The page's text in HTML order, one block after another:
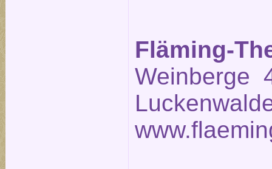
Fläming-
Weinberge